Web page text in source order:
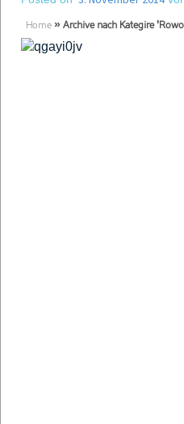
Home » Archive nach Kategire